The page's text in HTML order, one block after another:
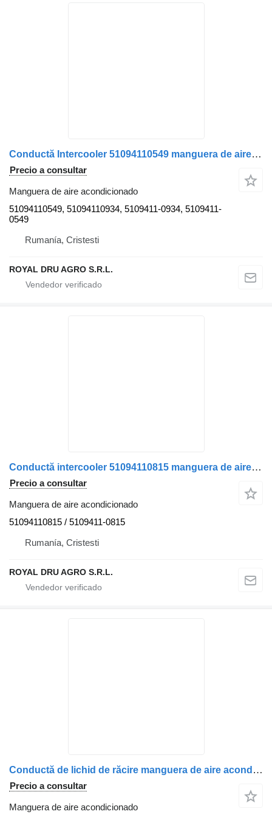
Conductă Intercooler 51094110549 manguera de aire acondicionado para MAN 51094110549 / 51094110934 camión
Precio a consultar
Manguera de aire acondicionado
51094110549, 51094110934, 5109411-0934, 5109411-
0549
Rumanía, Cristesti
ROYAL DRU AGRO S.R.L.
Conductă intercooler 51094110815 manguera de aire acondicionado para MAN 51094110815 51.09411-0815 camión
Precio a consultar
Manguera de aire acondicionado
51094110815 / 5109411-0815
Rumanía, Cristesti
ROYAL DRU AGRO S.R.L.
Conductă de lichid de răcire manguera de aire acondicionado para MAN 51123055163 – 5112305-5163 camión
Precio a consultar
Manguera de aire acondicionado